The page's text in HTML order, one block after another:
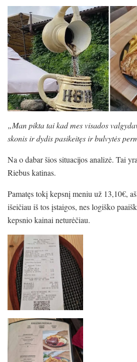
„Man pikta tai kad mes visados
skonis ir dydis pasikeitęs ir bulvytės
Na o dabar šios situacijos analizė. Tai
Riebus katinas.
Pamatęs tokį kepsnį meniu už 13,10€,
išeičiau iš tos įstaigos, nes logiško
kepsnio kainai neturėčiau.